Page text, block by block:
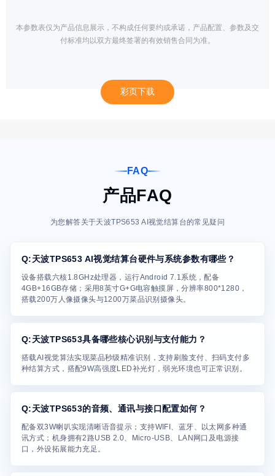
本参数表仅为产品信息展示，不构成任何要约或承诺，产品配置、参数及交
付标准均以双方最终签署的有效销售合同为准。
彩页下载
FAQ
产品FAQ
为您解答关于天波TPS653 AI视觉结算台的常见疑问
Q:天波TPS653 AI视觉结算台硬件与系统参数有哪些？
设备搭载六核1.8GHz处理器，运行Android 7.1系统，配备
4GB+16GB存储；采用8英寸G+G电容触摸屏，分辨率800*1280，
搭载200万人像摄像头与1200万菜品识别摄像头。
Q:天波TPS653具备哪些核心识别与支付能力？
搭载AI视觉算法实现菜品秒级精准识别，支持刷脸支付、扫码支付多
种结算方式，搭配9W高强度LED补光灯，弱光环境也可正常识别。
Q:天波TPS653的音频、通讯与接口配置如何？
配备双3W喇叭实现清晰语音提示；支持WIFI、蓝牙、以太网多种通
讯方式；机身拥有2路USB 2.0、Micro-USB、LAN网口及电源接
口，外设拓展能力充足。